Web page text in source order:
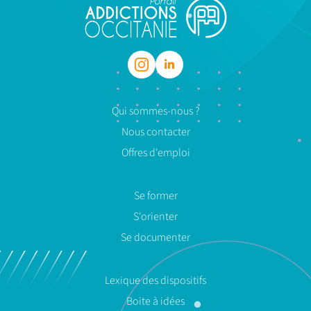
Qui sommes-nous ?
Nous contacter
Offres d'emploi
Se former
S'orienter
Se documenter
Lexique des dispositifs
Boite à idées